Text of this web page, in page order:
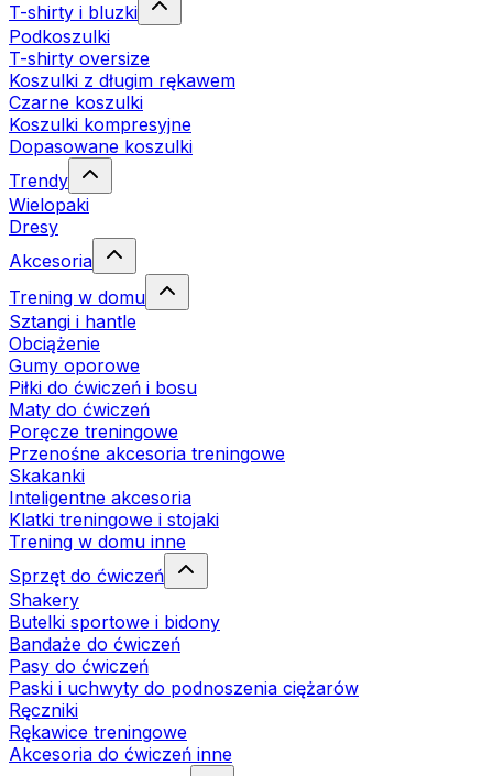
T-shirty i bluzki
Podkoszulki
T-shirty oversize
Koszulki z długim rękawem
Czarne koszulki
Koszulki kompresyjne
Dopasowane koszulki
Trendy
Wielopaki
Dresy
Akcesoria
Trening w domu
Sztangi i hantle
Obciążenie
Gumy oporowe
Piłki do ćwiczeń i bosu
Maty do ćwiczeń
Poręcze treningowe
Przenośne akcesoria treningowe
Skakanki
Inteligentne akcesoria
Klatki treningowe i stojaki
Trening w domu inne
Sprzęt do ćwiczeń
Shakery
Butelki sportowe i bidony
Bandaże do ćwiczeń
Pasy do ćwiczeń
Paski i uchwyty do podnoszenia ciężarów
Ręczniki
Rękawice treningowe
Akcesoria do ćwiczeń inne